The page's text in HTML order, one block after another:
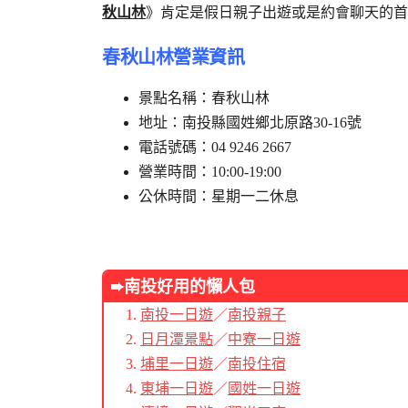
秋山林》肯定是假日親子出遊或是約會聊天的
春秋山林營業資訊
景點名稱：春秋山林
地址：南投縣國姓鄉北原路30-16號
電話號碼：04 9246 2667
營業時間：10:00-19:00
公休時間：星期一二休息
➨南投好用的懶人包
南投一日遊／南投親子
日月潭景點／中寮一日遊
埔里一日遊／南投住宿
東埔一日遊／ 國姓一日遊